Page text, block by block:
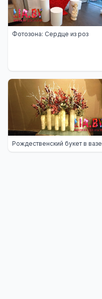
Фотозона: Сердце из роз
Рождественский букет в вазе